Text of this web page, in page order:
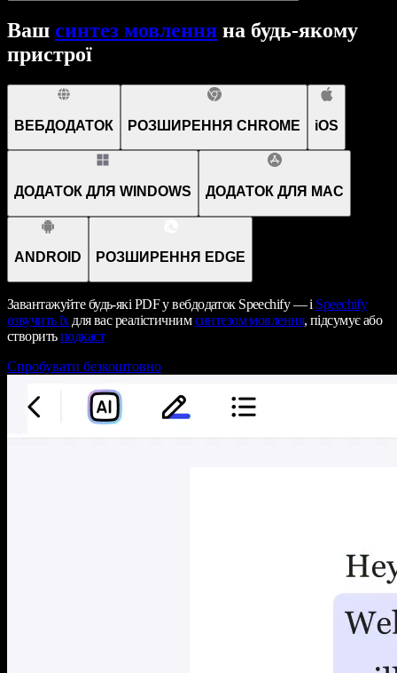
Ваш синтез мовлення на будь-якому
пристрої
ВЕБДОДАТОК РОЗШИРЕННЯ CHROME iOS
ДОДАТОК ДЛЯ WINDOWS ДОДАТОК ДЛЯ MAC
ANDROID РОЗШИРЕННЯ EDGE
Завантажуйте будь-які PDF у вебдодаток Speechify — і Speechify
озвучить їхдля вас реалістичнимсинтезом мовлення, підсумує або
створитьподкаст
Спробувати безкоштовно